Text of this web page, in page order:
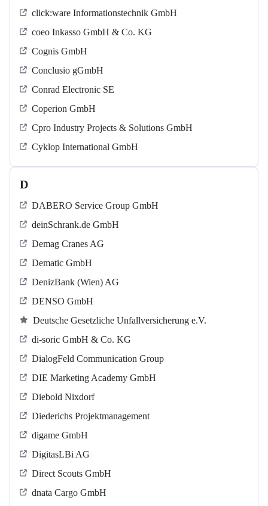
click:ware Informationstechnik GmbH
coeo Inkasso GmbH & Co. KG
Cognis GmbH
Conclusio gGmbH
Conrad Electronic SE
Coperion GmbH
Cpro Industry Projects & Solutions GmbH
Cyklop International GmbH
D
DABERO Service Group GmbH
deinSchrank.de GmbH
Demag Cranes AG
Dematic GmbH
DenizBank (Wien) AG
DENSO GmbH
Deutsche Gesetzliche Unfallversicherung e.V.
di-soric GmbH & Co. KG
DialogFeld Communication Group
DIE Marketing Academy GmbH
Diebold Nixdorf
Diederichs Projektmanagement
digame GmbH
DigitasLBi AG
Direct Scouts GmbH
dnata Cargo GmbH